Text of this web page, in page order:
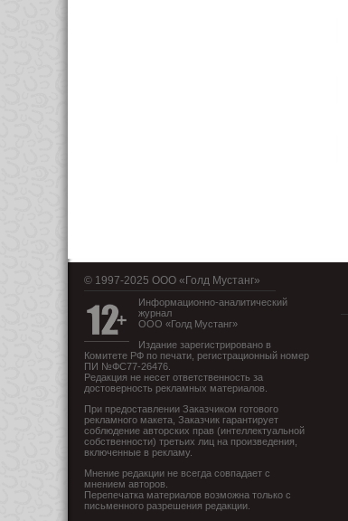
© 1997-2025 OOO «Голд Мустанг»
Информационно-аналитический
журнал
ООО «Голд Мустанг»
Издание зарегистрировано в
Комитете РФ по печати, регистрационный номер
ПИ №ФС77-26476.
Редакция не несет ответственность за
достоверность рекламных материалов.
При предоставлении Заказчиком готового
рекламного макета, Заказчик гарантирует
соблюдение авторских прав (интеллектуальной
собственности) третьих лиц на произведения,
включенные в рекламу.
Мнение редакции не всегда совпадает с
мнением авторов.
Перепечатка материалов возможна только с
письменного разрешения редакции.